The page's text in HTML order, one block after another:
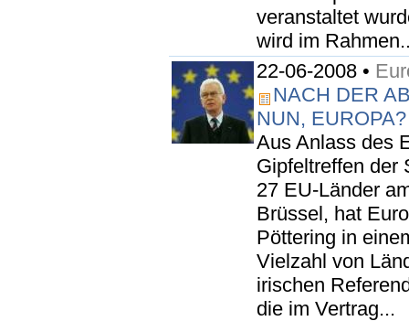
veranstaltet
wird im
22-06-2008 •
NACH DER
NUN, EUROPA?
Aus Anlass des
Gipfeltreffen der
27 EU-Länder
Brüssel, hat
Pöttering in
Vielzahl von
irischen
die im Vertrag...